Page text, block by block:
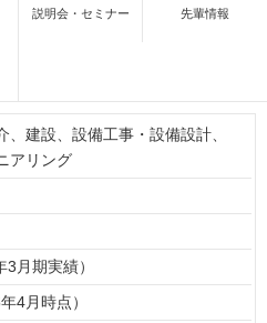
説明会・セミナー 先輩情報
建設
設備工事・設備設計
アリング
月期実績）
4月時点）